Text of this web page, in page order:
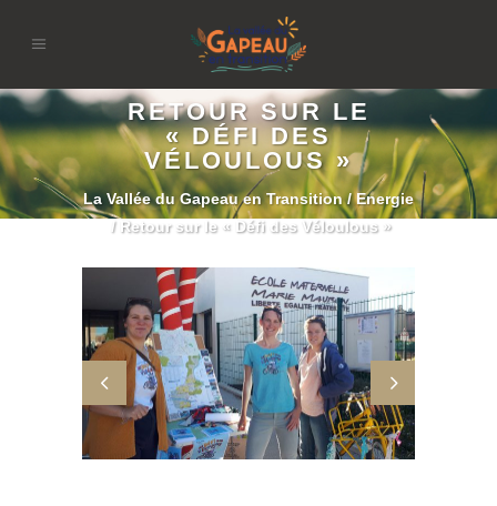
RETOUR SUR LE
« DÉFI DES
VÉLOULOUS »
La Vallée du Gapeau en Transition/Energie
/ Retour sur le « Défi des Véloulous »